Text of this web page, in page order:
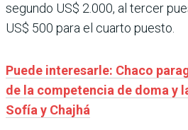
segundo US$ 2.000, al tercer
US$ 500 para el cuarto puesto.
Puede interesarle: Chaco
de la competencia de doma y
Sofía y Chajhá